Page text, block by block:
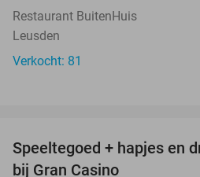
Restaurant BuitenHuis
Leusden
Verkocht: 81
Speeltegoed + hapjes en
bij Gran Casino